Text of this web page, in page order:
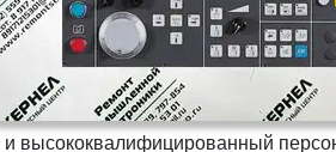
и высококвалифицированный